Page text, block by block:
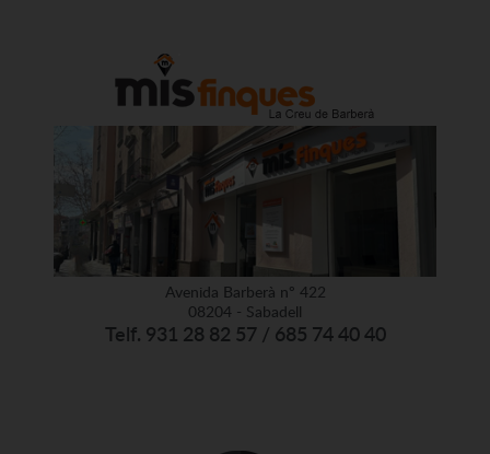
Avenida Barberà nº 422
08204 - Sabadell
Telf. 931 28 82 57 / 685 74 40 40